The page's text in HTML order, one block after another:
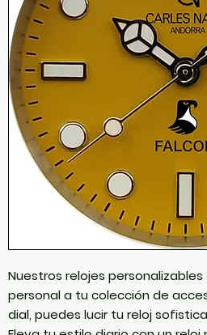
Nuestros relojes
personal a tu colección de
dial, puedes lucir tu reloj